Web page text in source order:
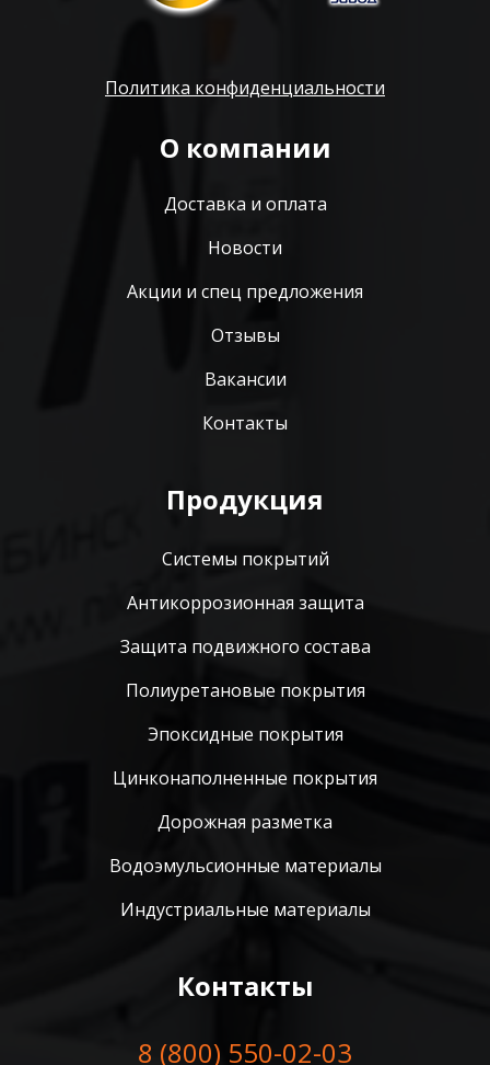
Политика конфиденциальности
О компании
Доставка и оплата
Новости
Акции и спец предложения
Отзывы
Вакансии
Контакты
Продукция
Системы покрытий
Антикоррозионная защита
Защита подвижного состава
Полиуретановые покрытия
Эпоксидные покрытия
Цинконаполненные покрытия
Дорожная разметка
Водоэмульсионные материалы
Индустриальные материалы
Контакты
8 (800) 550-02-03